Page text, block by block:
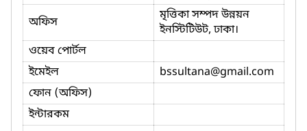
অফিস
মৃত্তিকা সম্পদ উন্নয়ন
ইনস্টিটিউট, ঢাকা।
ওয়েব পোর্টল
ইমেইল
bssultana@gmail.com
ফোন (অফিস)
ইন্টারকম